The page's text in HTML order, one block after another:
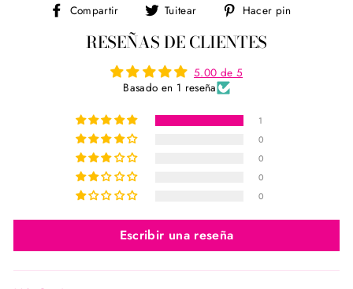
Compartir
Compartir
Facebook
Tuitear
Tuitear
Twitter
Hacer pin
RESEÑAS DE CLIENTES
5.00 de 5
Basado en 1 reseña
1
0
0
0
0
Escribir una reseña